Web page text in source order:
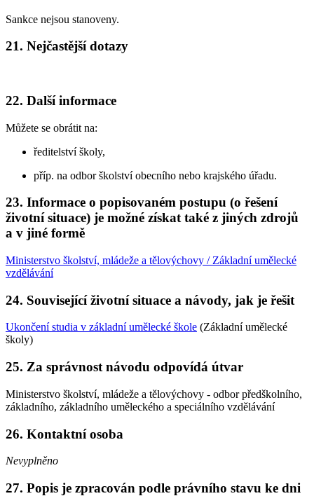
Sankce nejsou stanoveny.
21. Nejčastější dotazy
22. Další informace
Můžete se obrátit na:
ředitelství školy,
příp. na odbor školství obecního nebo krajského úřadu.
23. Informace o popisovaném postupu (o řešení
životní situace) je možné získat také z jiných zdrojů
a v jiné formě
Ministerstvo školství, mládeže a tělovýchovy / Základní umělecké
vzdělávání
24. Související životní situace a návody, jak je řešit
Ukončení studia v základní umělecké škole (Základní umělecké
školy)
25. Za správnost návodu odpovídá útvar
Ministerstvo školství, mládeže a tělovýchovy - odbor předškolního,
základního, základního uměleckého a speciálního vzdělávání
26. Kontaktní osoba
Nevyplněno
27. Popis je zpracován podle právního stavu ke dni